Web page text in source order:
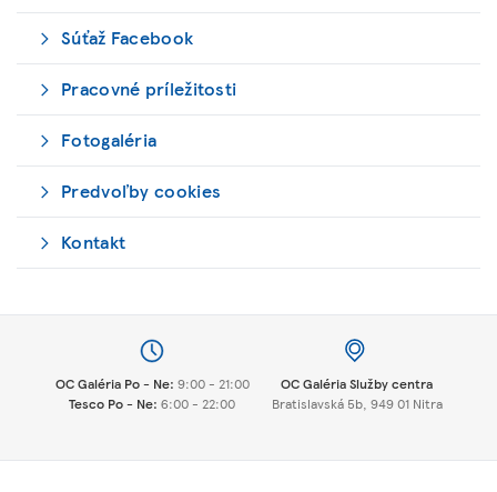
Súťaž Facebook
Pracovné príležitosti
Fotogaléria
Predvoľby cookies
Kontakt
OC Galéria Po - Ne: 9:00 - 21:00
Tesco Po - Ne: 6:00 - 22:00
OC Galéria Služby centra
Bratislavská 5b, 949 01 Nitra